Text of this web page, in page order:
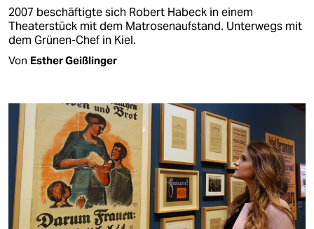
2007 beschäftigte sich Robert Habeck in einem
Theaterstück mit dem Matrosenaufstand. Unterwegs mit
dem Grünen-Chef in Kiel.
Von Esther Geißlinger